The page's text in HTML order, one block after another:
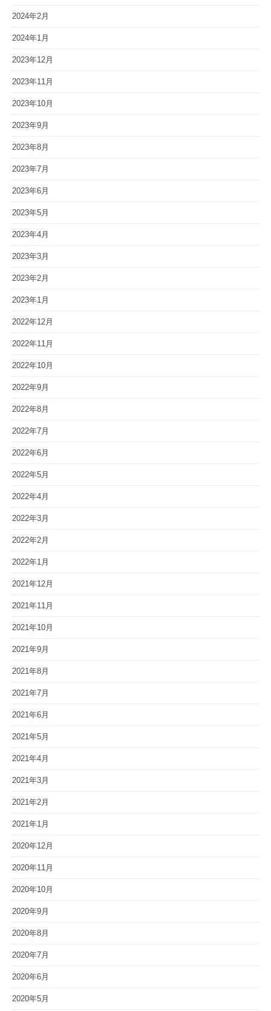
2024年2月
2024年1月
2023年12月
2023年11月
2023年10月
2023年9月
2023年8月
2023年7月
2023年6月
2023年5月
2023年4月
2023年3月
2023年2月
2023年1月
2022年12月
2022年11月
2022年10月
2022年9月
2022年8月
2022年7月
2022年6月
2022年5月
2022年4月
2022年3月
2022年2月
2022年1月
2021年12月
2021年11月
2021年10月
2021年9月
2021年8月
2021年7月
2021年6月
2021年5月
2021年4月
2021年3月
2021年2月
2021年1月
2020年12月
2020年11月
2020年10月
2020年9月
2020年8月
2020年7月
2020年6月
2020年5月